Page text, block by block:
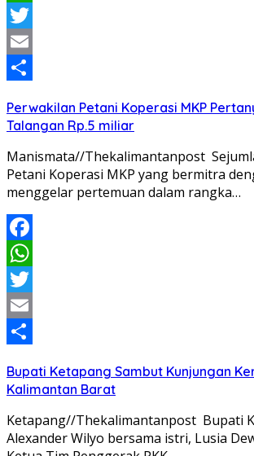
WhatsApp
Twitter
Email
Perwakilan Petani Koperasi MKP
Talangan Rp.5 miliar
Manismata//Thekalimantanpost
Petani Koperasi MKP yang bermitra
menggelar pertemuan dalam rangka…
Facebook
WhatsApp
Twitter
Email
Bupati Ketapang Sambut Kunjungan
Kalimantan Barat
Ketapang//Thekalimantanpost Bupati
Alexander Wilyo bersama istri, Lusia